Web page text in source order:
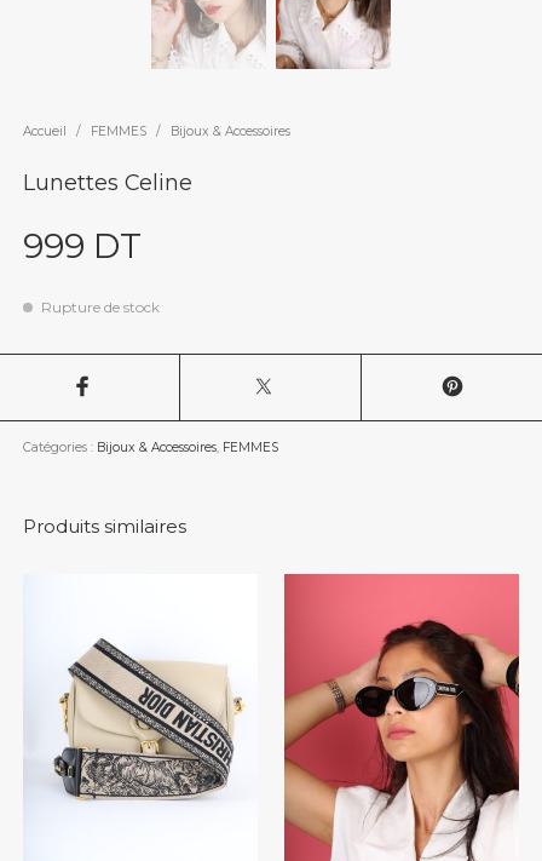
Accueil / FEMMES / Bijoux & Accessoires
Lunettes Celine
999 DT
Rupture de stock
Catégories : Bijoux & Accessoires, FEMMES
Produits similaires